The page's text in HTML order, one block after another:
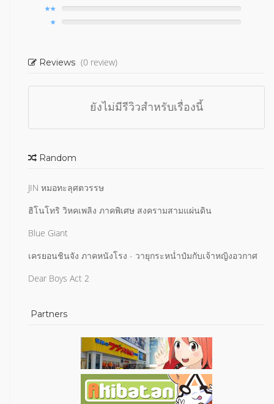
Reviews (0 review)
ยังไม่มีรีวิวสำหรับเรื่องนี้
Random
JIN หมอทะลุศตวรรษ
ฮิโนโทริ วิหคเพลิง ภาคพิเศษ สงครามสามแผ่นดิน
Blue Giant
เครยอนชินจัง ภาคหนังโรง - วายุกระหน่ำป๋มกับเจ้าหญิงอวกาศ
Dear Boys Act 2
Partners